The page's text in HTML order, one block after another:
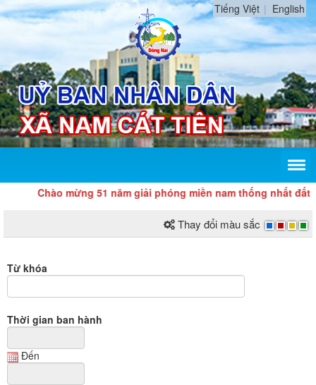
Tiếng Việt English
Chào mừng 51 năm giải phóng miền nam thống nhất đất
Thay đổi màu sắc
Từ khóa
Thời gian ban hành
Đến